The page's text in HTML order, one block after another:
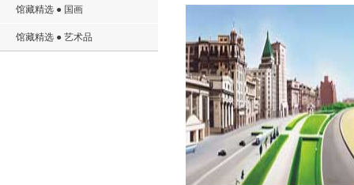
馆藏精选 ● 国画
馆藏精选 ● 艺术品